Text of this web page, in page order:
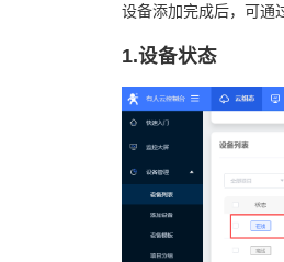
设备添加完成后，可通
1.设备状态